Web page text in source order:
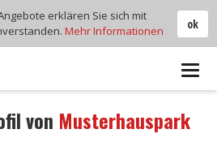
von Musterhauspark
ok
erklären Sie sich mit
Mehr Informationen